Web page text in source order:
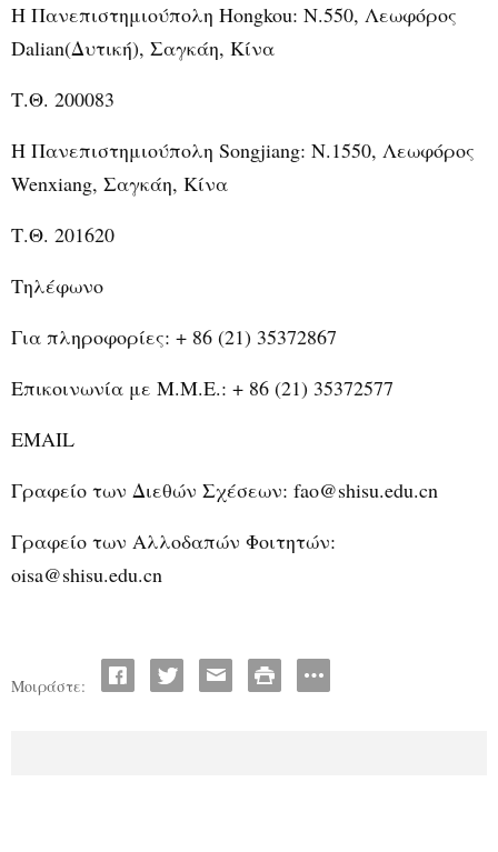
Η Πανεπιστημιούπολη Hongkou: N.550, Λεωφόρος
Dalian(Δυτική), Σαγκάη, Κίνα
Τ.Θ. 200083
Η Πανεπιστημιούπολη Songjiang: Ν.1550, Λεωφόρος
Wenxiang, Σαγκάη, Κίνα
Τ.Θ. 201620
Τηλέφωνο
Για πληροφορίες: + 86 (21) 35372867
Επικοινωνία με Μ.Μ.Ε.: + 86 (21) 35372577
EMAIL
Γραφείο των Διεθών Σχέσεων: fao@shisu.edu.cn
Γραφείο των Αλλοδαπών Φοιτητών:
oisa@shisu.edu.cn
Μοιράστε: